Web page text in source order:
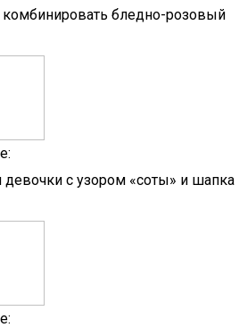
бледно-розовый
девочки с узором «соты» и шапка